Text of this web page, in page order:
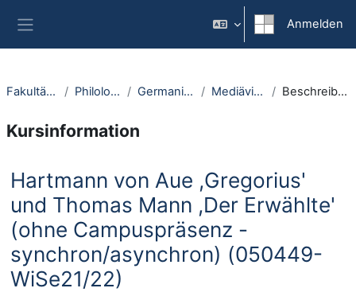
Anmelden
Fakultäten Philologie Germanistik Mediävistik Beschreibung
Kursinformation
Hartmann von Aue ,Gregorius'
und Thomas Mann ,Der Erwählte'
(ohne Campuspräsenz -
synchron/asynchron) (050449-
WiSe21/22)